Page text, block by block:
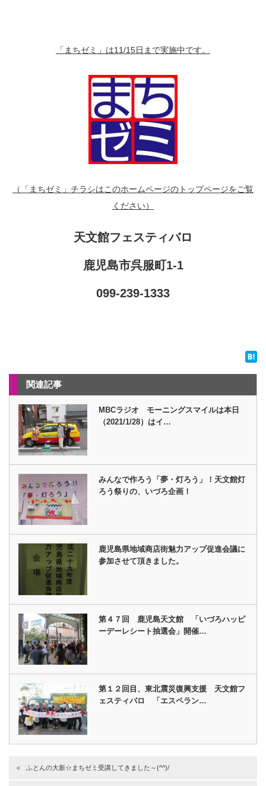
「まちゼミ」は11/15日まで実施中です。
（「まちゼミ」チラシはこのホームページのトップページをご覧
ください）
天文館フェスティバロ
鹿児島市呉服町1-1
099-239-1333
関連記事
MBCラジオ モーニングスマイルは本日
（2021/1/28）はイ…
みんなで作ろう「夢・灯ろう」！天文館灯
ろう祭りの、いづろ企画！
鹿児島県地域商店街魅力アップ促進会議に
参加させて頂きました。
第４７回 鹿児島天文館 「いづろハッピ
ーデーレシート抽選会」開催…
第１２回目、東北震災復興支援 天文館フ
ェスティバロ 「エスペラン…
ふとんの大新☆まちゼミ受講してきました～(^^)/